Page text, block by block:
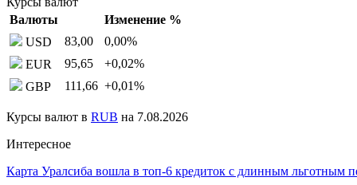
Валюты
Изменение %
USD
83,00 0,00%
EUR
95,65 +0,02%
GBP
111,66 +0,01%
Курсы валют в RUB на 7.08.2026
Интересное
Карта Уралсиба вошла в топ-6 кредиток с длинным льготным